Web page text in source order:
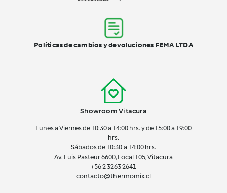
Showroom Vitacura
Lunes a Viernes de 10:30 a 14:00 hrs. y de 15:00 a 19:00
hrs.
Sábados de 10:30 a 14:00 hrs.
Av. Luis Pasteur 6600, Local 105, Vitacura
+56 2 3263 2641
contacto@thermomix.cl
Políticas de cambios y devoluciones FEMA LTDA